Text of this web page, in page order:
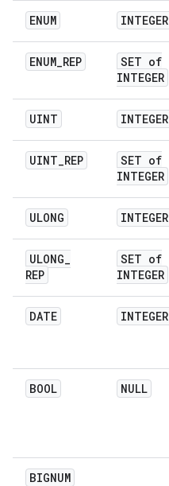
ENUM INTEGER
ENUM_REP
SET of
INTEGER
UINT INTEGER
UINT_REP
SET of
INTEGER
ULONG INTEGER
ULONG_
REP
SET of
INTEGER
DATE INTEGER
BOOL NULL
BIGNUM